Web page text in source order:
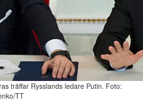
träffar Rysslands ledare Putin. Foto:
TT